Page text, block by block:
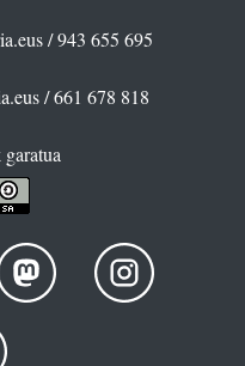
/ 943 655 695
/ 661 678 818